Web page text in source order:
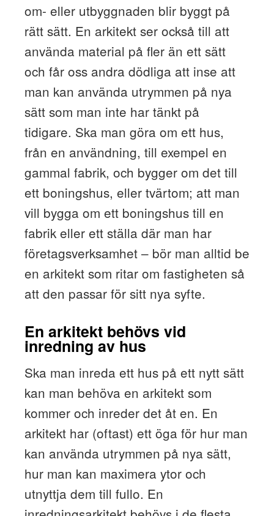
om- eller utbyggnaden blir byggt på
rätt sätt. En arkitekt ser också till att
använda material på fler än ett sätt
och får oss andra dödliga att inse att
man kan använda utrymmen på nya
sätt som man inte har tänkt på
tidigare. Ska man göra om ett hus,
från en användning, till exempel en
gammal fabrik, och bygger om det till
ett boningshus, eller tvärtom; att man
vill bygga om ett boningshus till en
fabrik eller ett ställa där man har
företagsverksamhet – bör man alltid be
en arkitekt som ritar om fastigheten så
att den passar för sitt nya syfte.
En arkitekt behövs vid
inredning av hus
Ska man inreda ett hus på ett nytt sätt
kan man behöva en arkitekt som
kommer och inreder det åt en. En
arkitekt har (oftast) ett öga för hur man
kan använda utrymmen på nya sätt,
hur man kan maximera ytor och
utnyttja dem till fullo. En